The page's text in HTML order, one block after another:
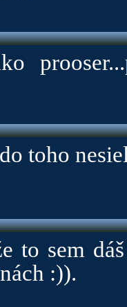
toho
to sem
:)).